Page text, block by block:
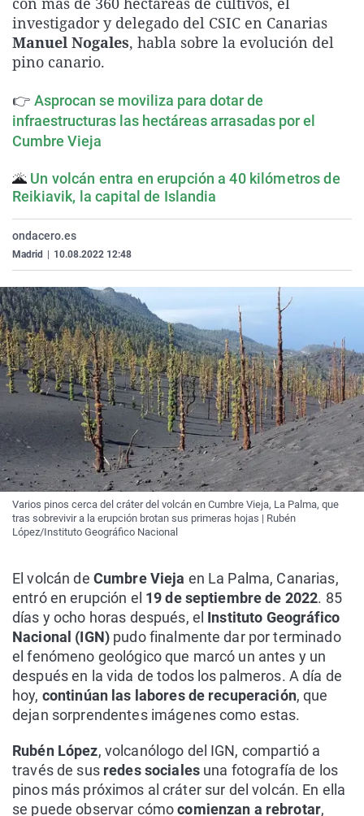
La rosa de los vientos
Gente viajera
Caso
Retornados
Operación Viuda
Extremadura
Galicia
Navarra
País Vasco
Virales
Televisión
investigador y delegado del CSIC en Canarias
Manuel Nogales, habla sobre la evolución del
pino canario.
👉 Asprocan se moviliza para dotar de
infraestructuras las hectáreas arrasadas por el
Cumbre Vieja
🌋 Un volcán entra en erupción a 40 kilómetros de
Reikiavik, la capital de Islandia
ondacero.es
Madrid 10.08.2022 12:48
Varios pinos cerca del cráter del volcán en Cumbre Vieja, La Palma, que
tras sobrevivir a la erupción brotan sus primeras hojas | Rubén
López/Instituto Geográfico Nacional
El volcán de Cumbre Vieja en La Palma, Canarias,
entró en erupción el 19 de septiembre de 2022. 85
días y ocho horas después, el Instituto Geográfico
Nacional (IGN)pudo finalmente dar por terminado
el fenómeno geológico que marcó un antes y un
después en la vida de todos los palmeros. A día de
hoy, continúan las labores de recuperación, que
dejan sorprendentes imágenes como estas.
Rubén López, volcanólogo del IGN, compartió a
través de sus redes socialesuna fotografía de los
pinos más próximos al cráter sur del volcán. En ella
se puede observar cómocomienzan a rebrotar,